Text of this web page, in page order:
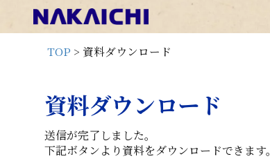
TOP > 資料ダウンロード
資料ダウンロード
送信が完了しました。
下記ボタンより資料をダウンロードできます。